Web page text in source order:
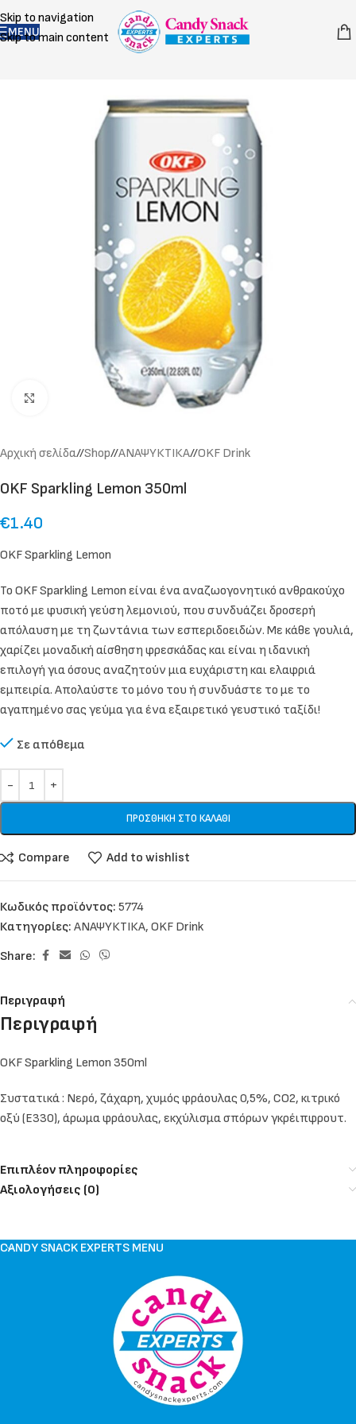
Skip to navigation
Skip to main content
MENU
Click to enlarge
Αρχική σελίδα/ Shop/ ΑΝΑΨΥΚΤΙΚΑ/ OKF Drink
OKF Sparkling Lemon 350ml
€1.40
OKF Sparkling Lemon
Το OKF Sparkling Lemon είναι ένα αναζωογονητικό ανθρακούχο
ποτό με φυσική γεύση λεμονιού, που συνδυάζει δροσερή
απόλαυση με τη ζωντάνια των εσπεριδοειδών. Με κάθε γουλιά,
χαρίζει μοναδική αίσθηση φρεσκάδας και είναι η ιδανική
επιλογή για όσους αναζητούν μια ευχάριστη και ελαφριά
εμπειρία. Απολαύστε το μόνο του ή συνδυάστε το με το
αγαπημένο σας γεύμα για ένα εξαιρετικό γευστικό ταξίδι!
Σε απόθεμα
ΠΡΟΣΘΉΚΗ ΣΤΟ ΚΑΛΆΘΙ
Compare Add to wishlist
Κωδικός προϊόντος: 5774
Κατηγορίες: ΑΝΑΨΥΚΤΙΚΑ, OKF Drink
Share:
Περιγραφή
Περιγραφή
OKF Sparkling Lemon 350ml
Συστατικά : Νερό, ζάχαρη, χυμός φράουλας 0,5%, CO2, κιτρικό
οξύ (E330), άρωμα φράουλας, εκχύλισμα σπόρων γκρέιπφρουτ.
Επιπλέον πληροφορίες
Αξιολογήσεις (0)
CANDY SNACK EXPERTS MENU